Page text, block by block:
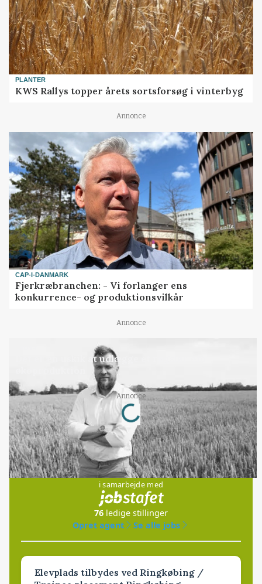
PLANTER
KWS Rallys topper årets sortsforsøg i vinterbyg
Annonce
CAP-I-DANMARK
Fjerkræbranchen: - Vi forlanger ens
konkurrence- og produktionsvilkår
Annonce
Det er en uskik at udlægge et røgslør om
Annonce
Loading...
Jobs
i samarbejde med
76 ledige stillinger
Opret agent
Se alle jobs
Elevplads tilbydes ved Ringkøbing /